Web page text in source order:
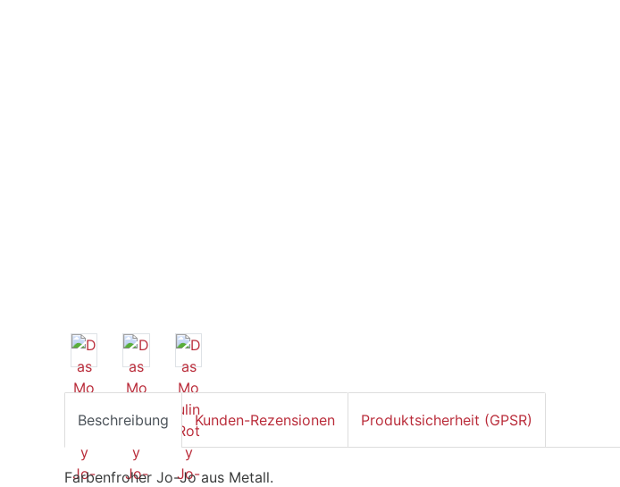
Beschreibung Kunden-Rezensionen Produktsicherheit (GPSR)
Farbenfroher Jo-Jo aus Metall.